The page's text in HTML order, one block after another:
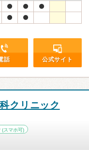
話 公式サイト
クリニック
(スマホ可)